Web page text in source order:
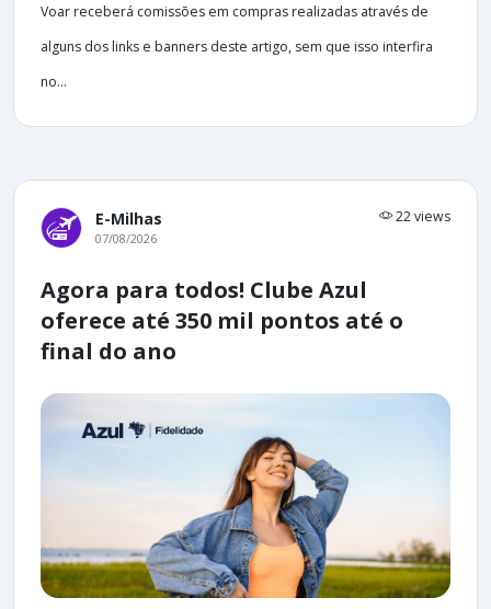
Voar receberá comissões em compras realizadas através de
alguns dos links e banners deste artigo, sem que isso interfira
no...
E-Milhas 22 views
07/08/2026
Agora para todos! Clube Azul
oferece até 350 mil pontos até o
final do ano